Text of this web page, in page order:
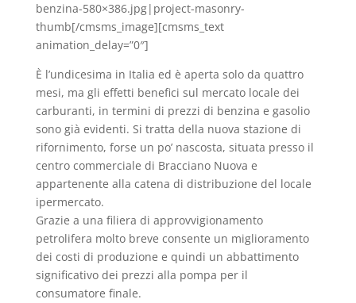
benzina-580×386.jpg|project-masonry-
thumb[/cmsms_image][cmsms_text
animation_delay=”0″]
È l’undicesima in Italia ed è aperta solo da quattro
mesi, ma gli effetti benefici sul mercato locale dei
carburanti, in termini di prezzi di benzina e gasolio
sono già evidenti. Si tratta della nuova stazione di
rifornimento, forse un po’ nascosta, situata presso il
centro commerciale di Bracciano Nuova e
appartenente alla catena di distribuzione del locale
ipermercato.
Grazie a una filiera di approvvigionamento
petrolifera molto breve consente un miglioramento
dei costi di produzione e quindi un abbattimento
significativo dei prezzi alla pompa per il
consumatore finale.